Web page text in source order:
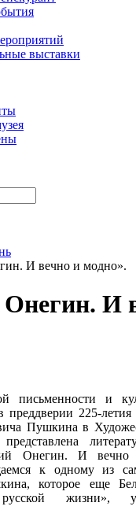
выставки
И вечно и модно».
Онегин. И
письменности и
преддверии 225-
Пушкина в
Онегин. И
к одному из
которое еще
русской жизни»,